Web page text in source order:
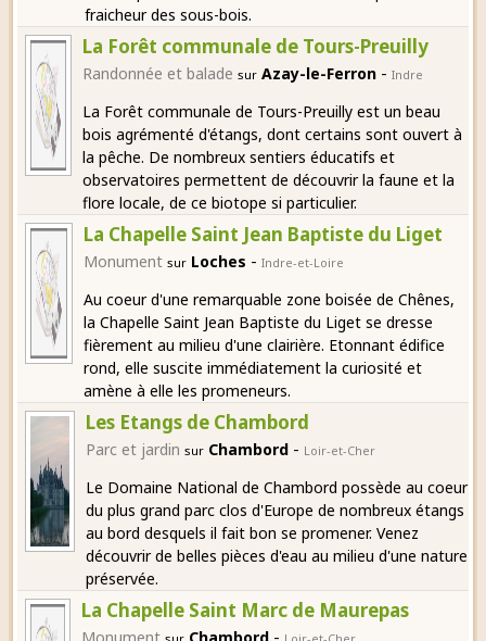
fraicheur des sous-bois.
La Forêt communale de Tours-Preuilly
Randonnée et balade sur Azay-le-Ferron - Indre
La Forêt communale de Tours-Preuilly est un beau
bois agrémenté d'étangs, dont certains sont ouvert à
la pêche. De nombreux sentiers éducatifs et
observatoires permettent de découvrir la faune et la
flore locale, de ce biotope si particulier.
La Chapelle Saint Jean Baptiste du Liget
Monument sur Loches -Indre-et-Loire
Au coeur d'une remarquable zone boisée de Chênes,
la Chapelle Saint Jean Baptiste du Liget se dresse
fièrement au milieu d'une clairière. Etonnant édifice
rond, elle suscite immédiatement la curiosité et
amène à elle les promeneurs.
Les Etangs de Chambord
Parc et jardin sur Chambord - Loir-et-Cher
Le Domaine National de Chambord possède au coeur
du plus grand parc clos d'Europe de nombreux étangs
au bord desquels il fait bon se promener. Venez
découvrir de belles pièces d'eau au milieu d'une nature
préservée.
La Chapelle Saint Marc de Maurepas
-